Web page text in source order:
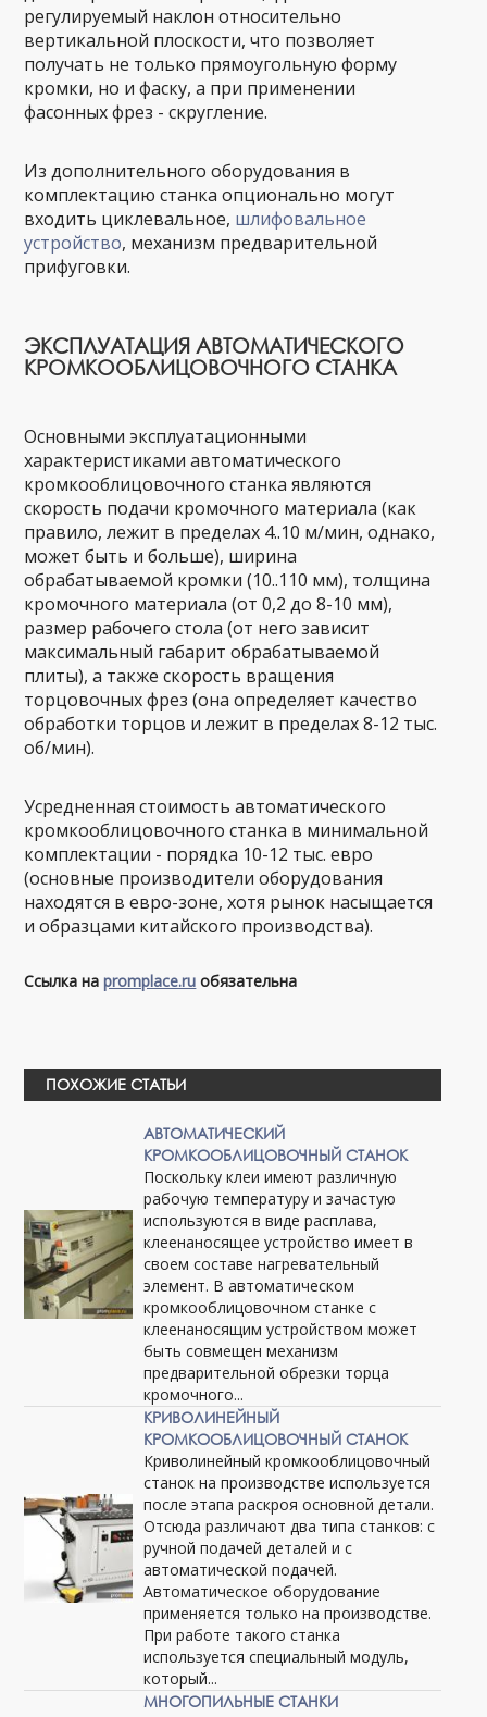
регулируемый наклон относительно
вертикальной плоскости, что позволяет
получать не только прямоугольную форму
кромки, но и фаску, а при применении
фасонных фрез - скругление.
Из дополнительного оборудования в
комплектацию станка опционально могут
входить циклевальное, шлифовальное
устройство, механизм предварительной
прифуговки.
ЭКСПЛУАТАЦИЯ АВТОМАТИЧЕСКОГО
КРОМКООБЛИЦОВОЧНОГО СТАНКА
Основными эксплуатационными
характеристиками автоматического
кромкооблицовочного станка являются
скорость подачи кромочного материала (как
правило, лежит в пределах 4..10 м/мин, однако,
может быть и больше), ширина
обрабатываемой кромки (10..110 мм), толщина
кромочного материала (от 0,2 до 8-10 мм),
размер рабочего стола (от него зависит
максимальный габарит обрабатываемой
плиты), а также скорость вращения
торцовочных фрез (она определяет качество
обработки торцов и лежит в пределах 8-12 тыс.
об/мин).
Усредненная стоимость автоматического
кромкооблицовочного станка в минимальной
комплектации - порядка 10-12 тыс. евро
(основные производители оборудования
находятся в евро-зоне, хотя рынок насыщается
и образцами китайского производства).
Ссылка наpromplace.ru обязательна
ПОХОЖИЕ СТАТЬИ
АВТОМАТИЧЕСКИЙ
КРОМКООБЛИЦОВОЧНЫЙ СТАНОК
Поскольку клеи имеют различную
рабочую температуру и зачастую
используются в виде расплава,
клеенаносящее устройство имеет в
своем составе нагревательный
элемент. В автоматическом
кромкооблицовочном станке с
клеенаносящим устройством может
быть совмещен механизм
предварительной обрезки торца
кромочного...
КРИВОЛИНЕЙНЫЙ
КРОМКООБЛИЦОВОЧНЫЙ СТАНОК
Криволинейный кромкооблицовочный
станок на производстве используется
после этапа раскроя основной детали.
Отсюда различают два типа станков: с
ручной подачей деталей и с
автоматической подачей.
Автоматическое оборудование
применяется только на производстве.
При работе такого станка
используется специальный модуль,
который...
МНОГОПИЛЬНЫЕ СТАНКИ